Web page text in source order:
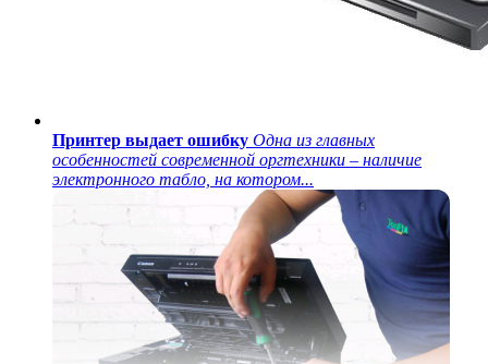
Принтер выдает ошибку Одна из главных
особенностей современной оргтехники – наличие
электронного табло, на котором...